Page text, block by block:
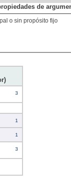
de
o sin propósito fijo
3
1
1
3